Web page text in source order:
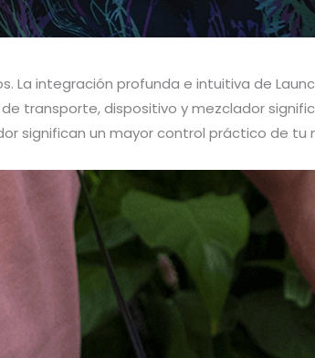
La integración profunda e intuitiva de
transporte, dispositivo y mezclador
significan un mayor control práctico de tu